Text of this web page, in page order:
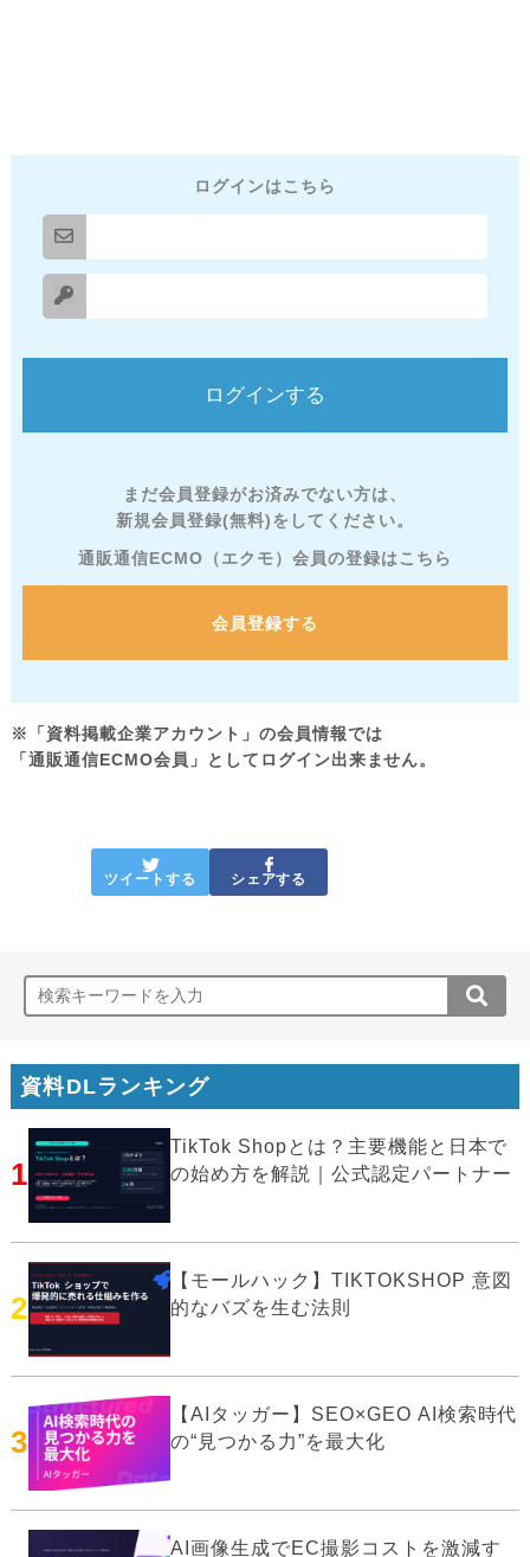
ログインはこちら
まだ会員登録がお済みでない方は、
新規会員登録(無料)をしてください。
通販通信ECMO（エクモ）会員の登録はこちら
会員登録する
※「資料掲載企業アカウント」の会員情報では
「通販通信ECMO会員」としてログイン出来ません。
ツイートする シェアする
資料DLランキング
1
TikTok Shopとは？主要機能と日本で
の始め方を解説｜公式認定パートナー
2
【モールハック】TIKTOKSHOP 意図
的なバズを生む法則
3
【AIタッガー】SEO×GEO AI検索時代
の“見つかる力”を最大化
AI画像生成でEC撮影コストを激減す